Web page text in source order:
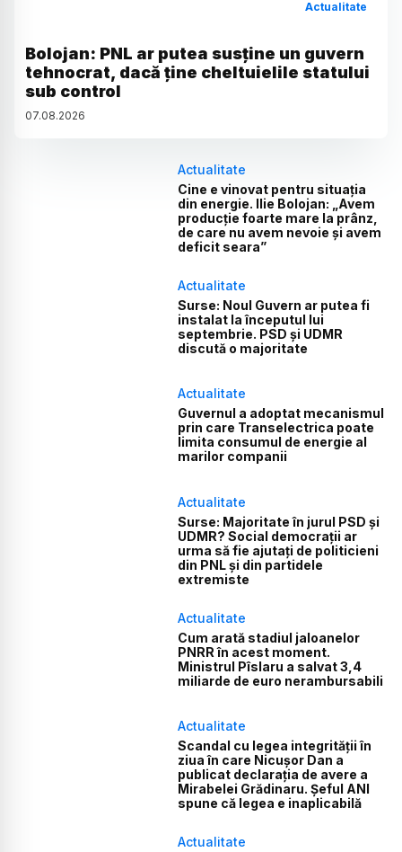
Actualitate
Bolojan: PNL ar putea susține un guvern
tehnocrat, dacă ține cheltuielile statului
sub control
07.08.2026
Actualitate
Cine e vinovat pentru situația
din energie. Ilie Bolojan: „Avem
producție foarte mare la prânz,
de care nu avem nevoie și avem
deficit seara”
Actualitate
Surse: Noul Guvern ar putea fi
instalat la începutul lui
septembrie. PSD și UDMR
discută o majoritate
Actualitate
Guvernul a adoptat mecanismul
prin care Transelectrica poate
limita consumul de energie al
marilor companii
Actualitate
Surse: Majoritate în jurul PSD și
UDMR? Social democrații ar
urma să fie ajutați de politicieni
din PNL și din partidele
extremiste
Actualitate
Cum arată stadiul jaloanelor
PNRR în acest moment.
Ministrul Pîslaru a salvat 3,4
miliarde de euro nerambursabili
Actualitate
Scandal cu legea integrității în
ziua în care Nicușor Dan a
publicat declarația de avere a
Mirabelei Grădinaru. Șeful ANI
spune că legea e inaplicabilă
Actualitate